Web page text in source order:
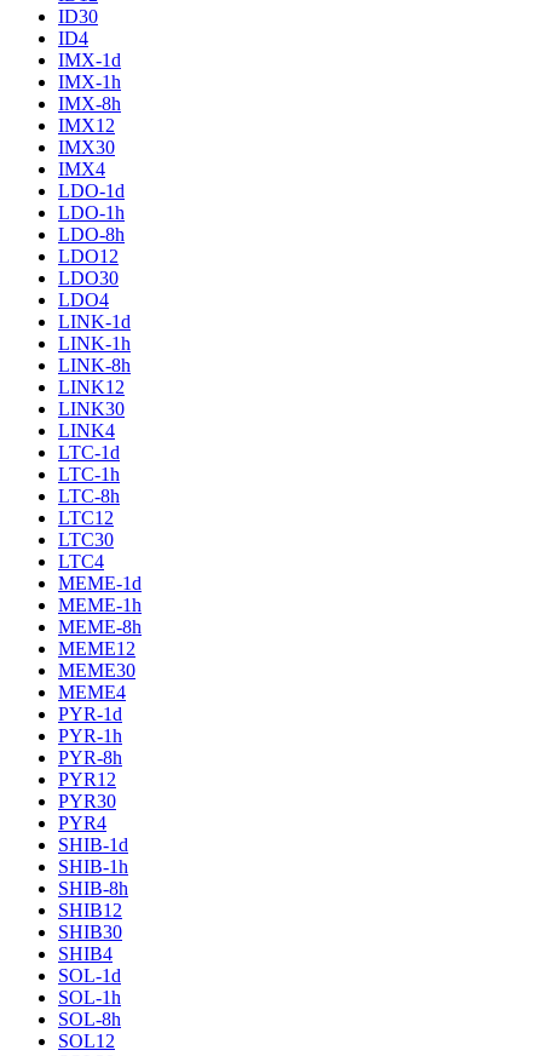
ID30
ID4
IMX-1d
IMX-1h
IMX-8h
IMX12
IMX30
IMX4
LDO-1d
LDO-1h
LDO-8h
LDO12
LDO30
LDO4
LINK-1d
LINK-1h
LINK-8h
LINK12
LINK30
LINK4
LTC-1d
LTC-1h
LTC-8h
LTC12
LTC30
LTC4
MEME-1d
MEME-1h
MEME-8h
MEME12
MEME30
MEME4
PYR-1d
PYR-1h
PYR-8h
PYR12
PYR30
PYR4
SHIB-1d
SHIB-1h
SHIB-8h
SHIB12
SHIB30
SHIB4
SOL-1d
SOL-1h
SOL-8h
SOL12